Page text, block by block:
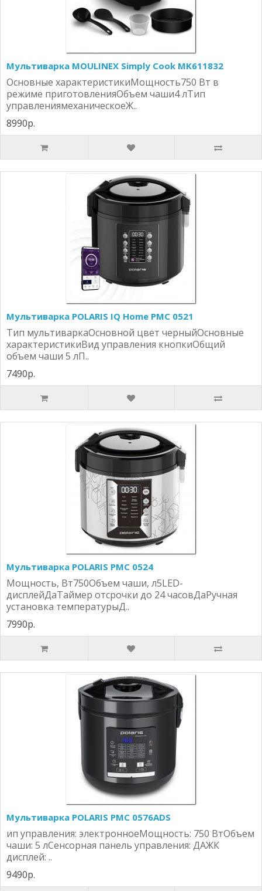
Мультиварка MOULINEX Simply Cook MK611832
Основные характеристикиМощность750 Вт в
режиме приготовленияОбъем чаши4 лТип
управлениямеханическоеЖ..
8990р.
Мультиварка POLARIS IQ Home PMC 0521
Тип мультиваркаОсновной цвет черныйОсновные
характеристикиВид управления кнопкиОбщий
объем чаши 5 лП..
7490р.
Мультиварка POLARIS PMC 0524
Мощность, Вт750Объем чаши, л5LED-
дисплейДаТаймер отсрочки до 24 часовДаРучная
установка температурыД..
7990р.
Мультиварка POLARIS PMC 0576ADS
ип управления: электронноеМощность: 750 ВтОбъем
чаши: 5 лСенсорная панель управления: ДАЖК
дисплей: ..
9490р.